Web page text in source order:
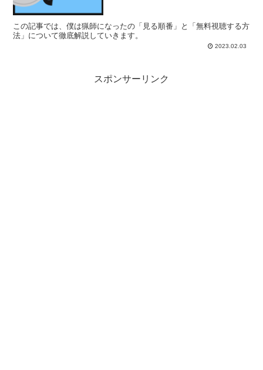
この記事では、僕は猟師になったの「見る順番」と「無料視聴する方
法」について徹底解説していきます。
2023.02.03
スポンサーリンク